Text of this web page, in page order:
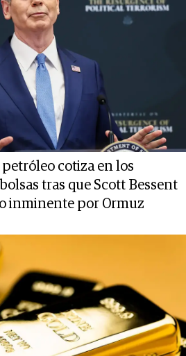
cotiza en los
tras que Scott Bessent
inminente por Ormuz